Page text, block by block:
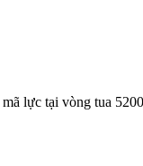
lực tại vòng tua 5200